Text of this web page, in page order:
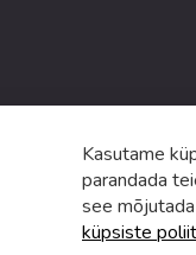
Kasutame
parandada
see
küpsiste